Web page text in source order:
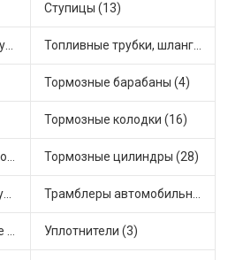
Ступицы (13)
Термостаты и комплектующие системы охлаждения (50) Топливные трубки, шланги, магистрали и рампы (4)
Тормозные барабаны (4)
Тормозные колодки (16)
Тормозные суппорта и комплектующие (3) Тормозные цилиндры (28)
Тормозные шланги и трубки (7) Трамблеры автомобильные (18)
Тросики автомобильные (18) Уплотнители (3)